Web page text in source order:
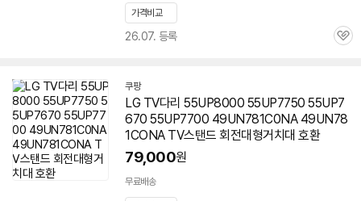
가격비교
26.07. 등록
관
쿠팡
LG TV다리 55UP8000 55UP7750 55UP7
670 55UP7700 49UN781C0NA 49UN78
1CONA TV스탠드 회전대형거치대 호환
79,000원
무료배송